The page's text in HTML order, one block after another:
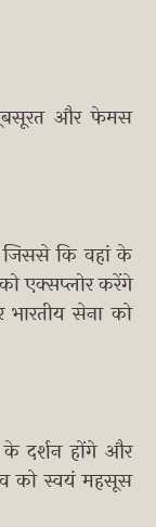
और फेमस
जिससे कि वहां के
एक्सप्लोर करेंगे
सेना को
के दर्शन होंगे और
को स्वयं महसूस